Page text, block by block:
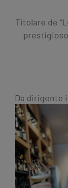
Titolare de
Da dirigente